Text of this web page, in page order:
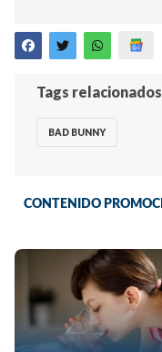
Tags relacionados
BAD BUNNY